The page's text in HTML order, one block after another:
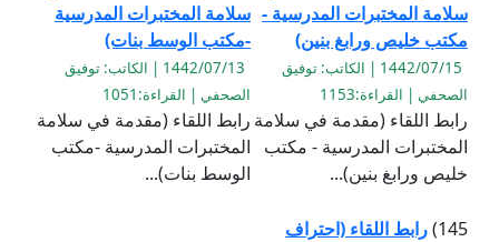
سلامة المختبرات المدرسية -
مكتب خليص ورابغ بنين)
1442/07/15 | الكاتب: توفيق
الصحفي | القراءة:1153
رابط اللقاء (مقدمة في سلامة
المختبرات المدرسية - مكتب
خليص ورابغ بنين)...
سلامة المختبرات المدرسية
-مكتب الوسط بنات)
1442/07/13 | الكاتب: توفيق
الصحفي | القراءة:1051
رابط اللقاء (مقدمة في سلامة
المختبرات المدرسية -مكتب
الوسط بنات)...
145) رابط اللقاء (احتراف